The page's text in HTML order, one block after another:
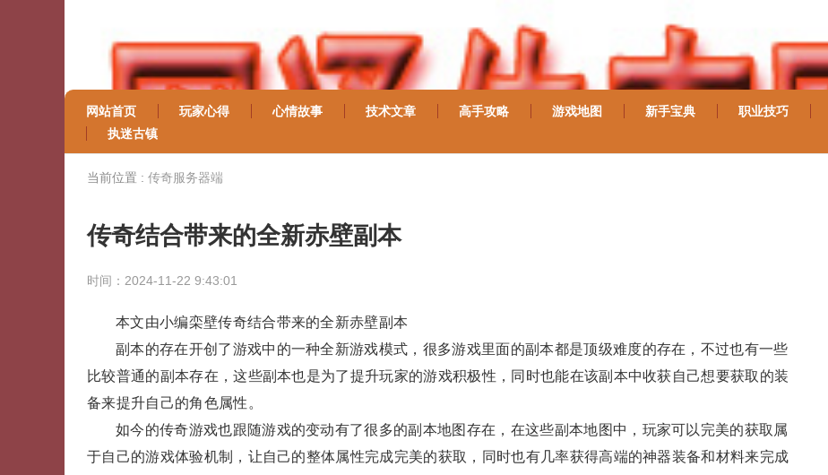
网站首页 玩家心得 心情故事 技术文章 高手攻略 游戏地图 新手宝典 职业技巧
执迷古镇
当前位置 : 传奇服务器端
传奇结合带来的全新赤壁副本
时间：2024-11-22 9:43:01
本文由小编栾壁传奇结合带来的全新赤壁副本
副本的存在开创了游戏中的一种全新游戏模式，很多游戏里面的副本都是顶级难度的存在，不过也有一些
比较普通的副本存在，这些副本也是为了提升玩家的游戏积极性，同时也能在该副本中收获自己想要获取的装
备来提升自己的角色属性。
如今的传奇游戏也跟随游戏的变动有了很多的副本地图存在，在这些副本地图中，玩家可以完美的获取属
于自己的游戏体验机制，让自己的整体属性完成完美的获取，同时也有几率获得高端的神器装备和材料来完成